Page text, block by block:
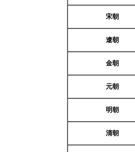
宋朝
遼朝
金朝
元朝
明朝
清朝